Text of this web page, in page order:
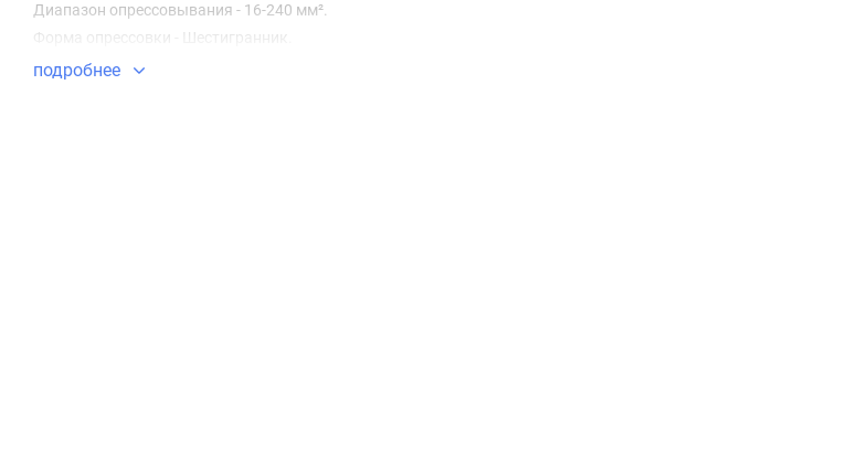
Диапазон опрессовывания - 16-240 мм².
Форма опрессовки - Шестигранник.
подробнее